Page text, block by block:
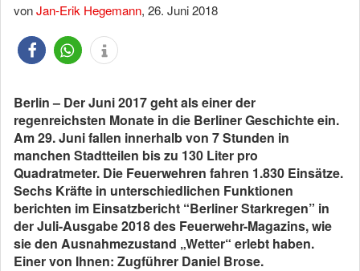
vonJan-Erik Hegemann, 26. Juni 2018
Berlin – Der Juni 2017 geht als einer der
regenreichsten Monate in die Berliner Geschichte ein.
Am 29. Juni fallen innerhalb von 7 Stunden in
manchen Stadtteilen bis zu 130 Liter pro
Quadratmeter. Die Feuerwehren fahren 1.830 Einsätze.
Sechs Kräfte in unterschiedlichen Funktionen
berichten im Einsatzbericht “Berliner Starkregen” in
der Juli-Ausgabe 2018 des Feuerwehr-Magazins, wie
sie den Ausnahmezustand „Wetter“ erlebt haben.
Einer von Ihnen: Zugführer Daniel Brose.